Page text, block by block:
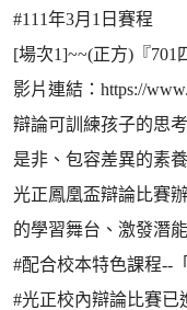
#111年3月1日賽程
[場次1]~~(正方)『701
影片連結：https://
辯論可訓練孩子的思
是非、包容差異的素養
光正鳳凰盃辯論比賽
的學習舞台、激發潛
#配合校本特色課程--
#光正校內辯論比賽已